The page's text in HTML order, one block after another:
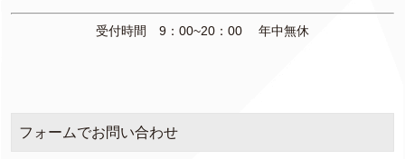
受付時間 9：00~20：00 年中無休
フォームでお問い合わせ